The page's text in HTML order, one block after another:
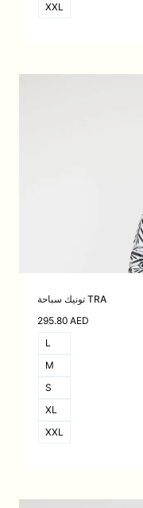
XXL
تونيك سباحة TRA
295.80 AED
L
M
S
XL
XXL